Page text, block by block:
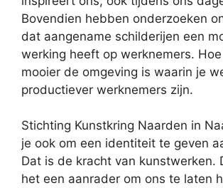
Bovendien hebben onderzoeken
dat aangename schilderijen een
werking heeft op werknemers.
mooier de omgeving is waarin je
productiever werknemers zijn.
Stichting Kunstkring Naarden in
je ook om een identiteit te geven
Dat is de kracht van kunstwerken.
het een aanrader om ons te laten